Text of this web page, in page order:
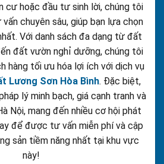
cư hoặc đầu tư sinh lời, chúng tôi
chuyên sâu, giúp bạn lựa chọn
Với danh sách đa dạng từ đất
đất vườn nghỉ dưỡng, chúng tôi
hàng tối ưu hóa lợi ích với dịch vụ
Lương Sơn Hòa Bình. Đặc biệt,
lý minh bạch, giá cạnh tranh và
Nội, mang đến nhiều cơ hội phát
để được tư vấn miễn phí và cập
sản tiềm năng nhất tại khu vực
này!